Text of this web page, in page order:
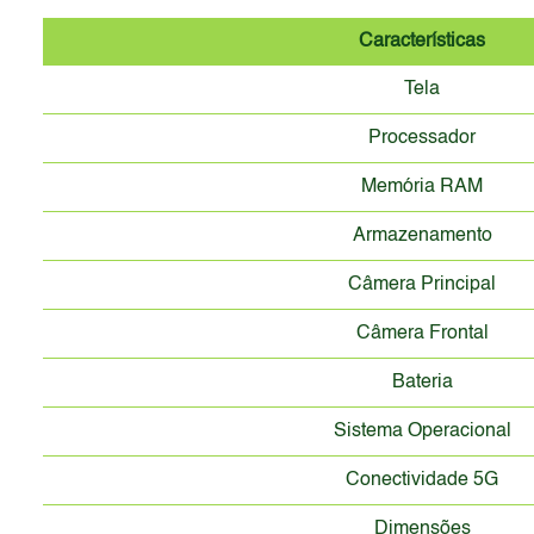
Características
Tela
Processador
Memória RAM
Armazenamento
Câmera Principal
Câmera Frontal
Bateria
Sistema Operacional
Conectividade 5G
Dimensões